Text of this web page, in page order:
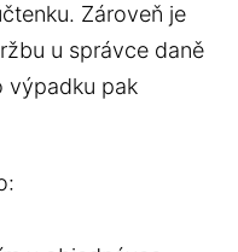
Zároveň je
u správce daně
výpadku pak